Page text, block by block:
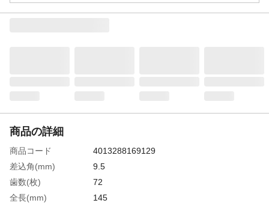
商品の詳細
商品コード
4013288169129
差込角(mm)
9.5
歯数(枚)
72
全長(mm)
145